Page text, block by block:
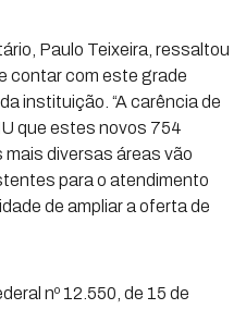
Paulo Teixeira, ressaltou
contar com este grade
instituição. “A carência de
que estes novos 754
diversas áreas vão
para o atendimento
de ampliar a oferta de
nº 12.550, de 15 de